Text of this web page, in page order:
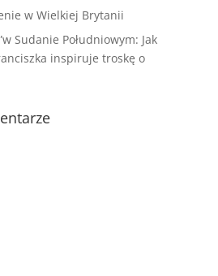
w Wielkiej Brytanii
Sudanie Południowym: Jak
inspiruje troskę o